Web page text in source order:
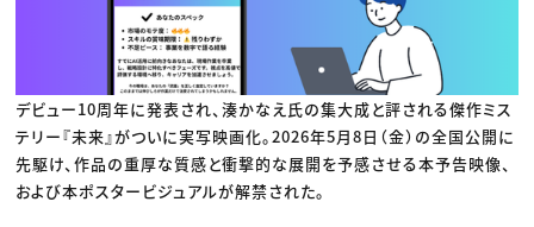
プロフェッショナル×つながる×メディア
デビュー10周年に発表され、湊かなえ氏の集大成と評される傑作ミス
テリー『未来』がついに実写映画化。2026年5月8日（金）の全国公開に
先駆け、作品の重厚な質感と衝撃的な展開を予感させる本予告映像、
および本ポスタービジュアルが解禁された。